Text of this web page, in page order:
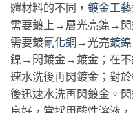
體材料的不同， 鍍金工藝
需要鍍上→層光亮鎳→閃
需要鍍氰化銅 →光亮鍍鎳
鎳→閃鍍金→鍍金；在不
速水洗後再閃鍍金；對
後迅速水洗再閃鍍金。